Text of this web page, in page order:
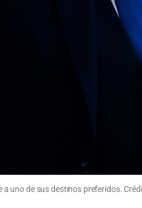
uno de sus destinos preferidos.